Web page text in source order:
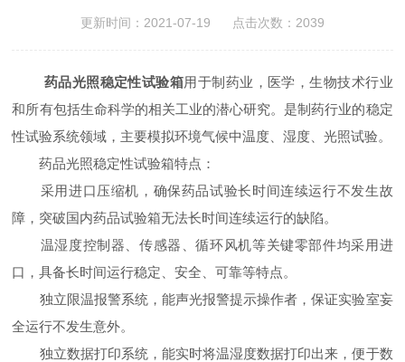
更新时间：2021-07-19 点击次数：2039
药品光照稳定性试验箱用于制药业，医学，生物技术行业
和所有包括生命科学的相关工业的潜心研究。是制药行业的稳定
性试验系统领域，主要模拟环境气候中温度、湿度、光照试验。
药品光照稳定性试验箱特点：
采用进口压缩机，确保药品试验长时间连续运行不发生故
障，突破国内药品试验箱无法长时间连续运行的缺陷。
温湿度控制器、传感器、循环风机等关键零部件均采用进
口，具备长时间运行稳定、安全、可靠等特点。
独立限温报警系统，能声光报警提示操作者，保证实验室妄
全运行不发生意外。
独立数据打印系统，能实时将温湿度数据打印出来，便于数